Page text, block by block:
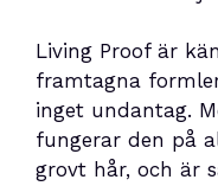
Living Proof är
framtagna
inget undantag.
fungerar den på
grovt hår, och är